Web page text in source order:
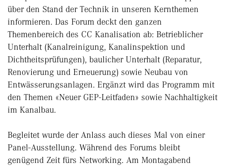
über den Stand der Technik in unseren Kernthemen
informieren. Das Forum deckt den ganzen
Themenbereich des CC Kanalisation ab: Betrieblicher
Unterhalt (Kanalreinigung, Kanalinspektion und
Dichtheitsprüfungen), baulicher Unterhalt (Reparatur,
Renovierung und Erneuerung) sowie Neubau von
Entwässerungsanlagen. Ergänzt wird das Programm mit
den Themen «Neuer GEP-Leitfaden» sowie Nachhaltigkeit
im Kanalbau.
Begleitet wurde der Anlass auch dieses Mal von einer
Panel-Ausstellung. Während des Forums bleibt
genügend Zeit fürs Networking. Am Montagabend